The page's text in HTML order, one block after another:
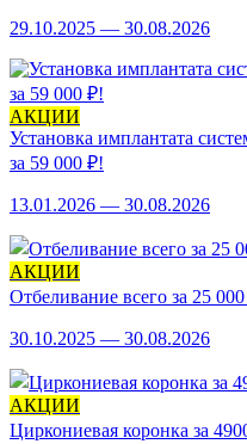
29.10.2025 — 30.08.2026
АКЦИИ
Установка имплантата
за 59 000 ₽!
13.01.2026 — 30.08.2026
АКЦИИ
Отбеливание всего за 25
30.10.2025 — 30.08.2026
АКЦИИ
Циркониевая коронка за